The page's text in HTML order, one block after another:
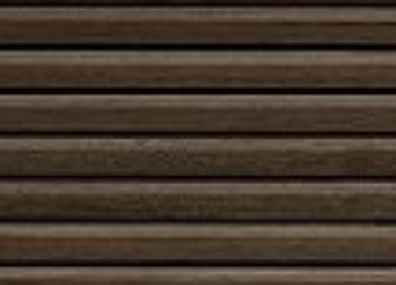
Austroflamm Heidi
Back 2.0
Ota yhteyttä